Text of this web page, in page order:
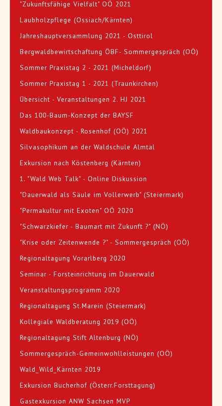
"Zukunftsfähige Vielfalt" OÖ 2021
Laubholzpflege (Ossiach/Kärnten)
Jahreshauptversammlung 2021 - Osttirol
Bergwaldbewirtschaftung ÖBF- Sommergespräch (OÖ)
Sommer Praxistag 2 - 2021 (Micheldorf)
Sommer Praxistag 1 - 2021 (Traunkirchen)
Übersicht - Veranstaltungen 2. HJ 2021
Das 100-Baum-Konzept der BAYSF
Waldbaukonzept - Rosenhof (OÖ) 2021
Silvasophikum an der Waldschule Almtal
Exkursion nach Köstenberg (Kärnten)
1. "Wald Web Talk" - Online Diskussion
"Dauerwald als Säule im Vollerwerb" (Steiermark)
"Permakultur mit Exoten" OÖ 2020
"Schwarzkiefer - Baumart mit Zukunft ?" (NÖ)
"Krise oder Zeitenwende ?" - Sommergespräch (OÖ)
Regionaltagung Vorarlberg 2020
Seminar - Forsteinrichtung im Dauerwald
Veranstaltungsprogramm 2020
Regionaltagung St.Marein (Steiermark)
Kollegiale Waldberatung 2019 (OÖ)
Regionaltagung Stift Altenburg (NÖ)
Sommergespräch-Gemeinwohlleistungen (OÖ)
Wald_Wild_Kärnten 2019
Exkursion Bucherhof (Österr.Forsttagung)
Gastexkursion ANW Sachsen MVP